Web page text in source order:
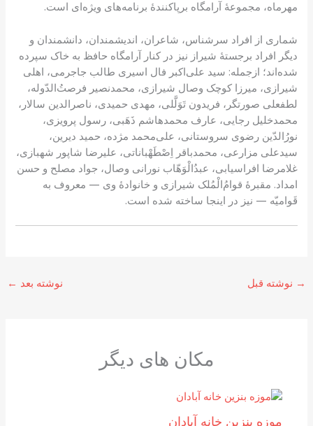
مهرماه، مجموعهٔ آرامگاه برپاکنندهٔ برنامه‌های ویژه‌ای است.
شماری از افراد سرشناس، شاعران، اندیشمندان، دانشمندان و
دیگر افراد برجستهٔ شیراز نیز در کنار آرامگاه حافظ به خاک سپرده
شده‌اند؛ ازجمله: سید علی‌اکبر فال اسیری طالب جاجرمی، اهلی
شیرازی، میرزا کوچک وصال شیرازی، محمدنصیر فرصتُ‌الدّوله،
لطفعلی صورتگر، فریدون تَوَلَّلی، مهدی حمیدی، ناصرالدین سالار،
محمدخلیل رجایی، عارف محمدهاشم ذَهَبی، رسول پرویزی،
نورُالدّین رضوی سروستانی، علی‌محمد مژده، حمید دیرین،
سیدعلی مزارعی، محمدباقر اِصْطَهْباناتی، علیرضا شاپور شهبازی،
غلامرضا افراسیابی، عبدُالْوَهّاب نورانی وصال، جواد مصلح و حسن
امداد. مقبرهٔ قوامُ‌الْمُلک شیرازی و خانوادهٔ وی — معروف به
قَوامیّه — نیز در اینجا ساخته شده است.
→ نوشته قبل نوشته بعد ←
مکان های دیگر
موزه بنزين خانه آبادان